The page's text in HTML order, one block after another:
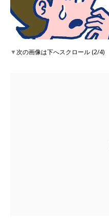
▼次の画像は下へスクロール (2/4)